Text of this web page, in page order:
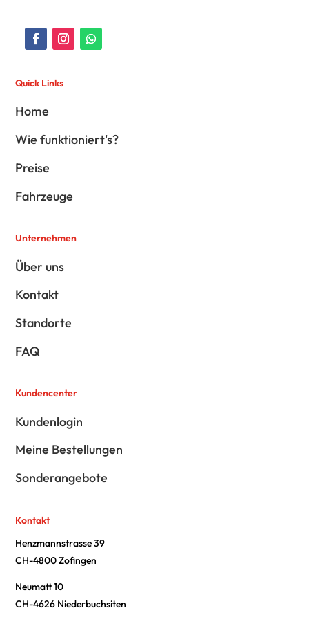
Quick Links
Home
Wie funktioniert's?
Preise
Fahrzeuge
Unternehmen
Über uns
Kontakt
Standorte
FAQ
Kundencenter
Kundenlogin
Meine Bestellungen
Sonderangebote
Kontakt
Henzmannstrasse 39
CH-4800 Zofingen
Neumatt 10
CH-4626 Niederbuchsiten